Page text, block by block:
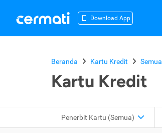
Download App
Beranda Kartu Kredit Semua
Kartu Kredit
Penerbit Kartu (Semua)